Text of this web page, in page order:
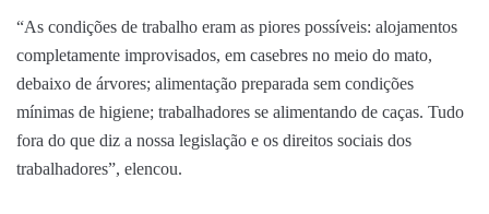
“As condições de trabalho eram as piores possíveis: alojamentos
completamente improvisados, em casebres no meio do mato,
debaixo de árvores; alimentação preparada sem condições
mínimas de higiene; trabalhadores se alimentando de caças. Tudo
fora do que diz a nossa legislação e os direitos sociais dos
trabalhadores”, elencou.